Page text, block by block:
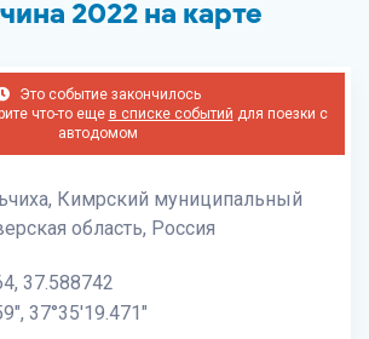
2022 на карте
Это событие закончилось
что-то еще в списке событий для поезки с
автодомом
Кимрский муниципальный
область, Россия
37.588742
37°35'19.471"